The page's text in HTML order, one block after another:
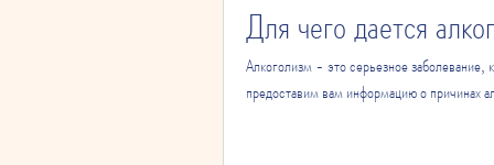
Для чего дается
Алкоголизм - это серьезное заболевание,
предоставим вам информацию о причинах